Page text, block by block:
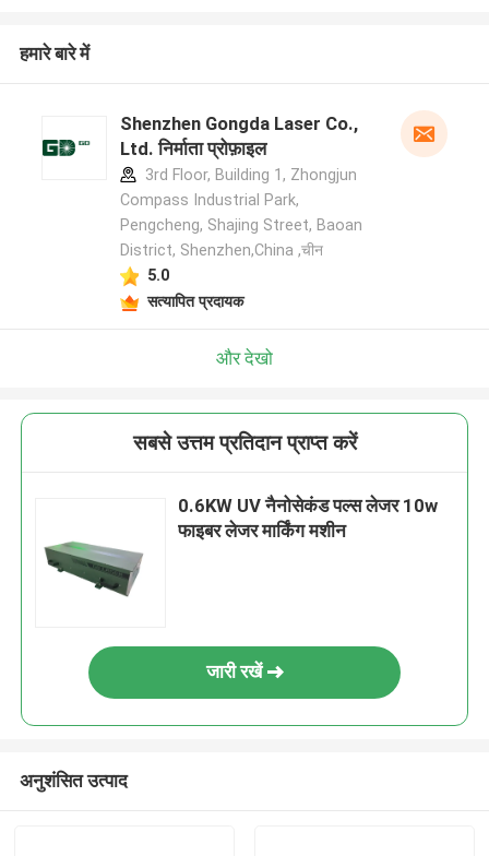
हमारे बारे में
Shenzhen Gongda Laser Co.,
Ltd. निर्माता प्रोफ़ाइल
3rd Floor, Building 1, Zhongjun
Compass Industrial Park,
Pengcheng, Shajing Street, Baoan
District, Shenzhen,China ,चीन
5.0
सत्यापित प्रदायक
और देखो
सबसे उत्तम प्रतिदान प्राप्त करें
0.6KW UV नैनोसेकंड पल्स लेजर 10w
फाइबर लेजर मार्किंग मशीन
जारी रखें
अनुशंसित उत्पाद